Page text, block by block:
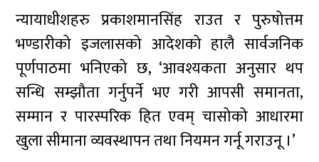
न्यायाधीशहरु प्रकाशमानसिंह राउत र पुरुषोत्तम
भण्डारीको इजलासको आदेशको हालै सार्वजनिक
पूर्णपाठमा भनिएको छ, ‘आवश्यकता अनुसार थप
सन्धि सम्झौता गर्नुपर्ने भए गरी आपसी समानता,
सम्मान र पारस्परिक हित एवम् चासोको आधारमा
खुला सीमाना व्यवस्थापन तथा नियमन गर्नू गराउनू ।’